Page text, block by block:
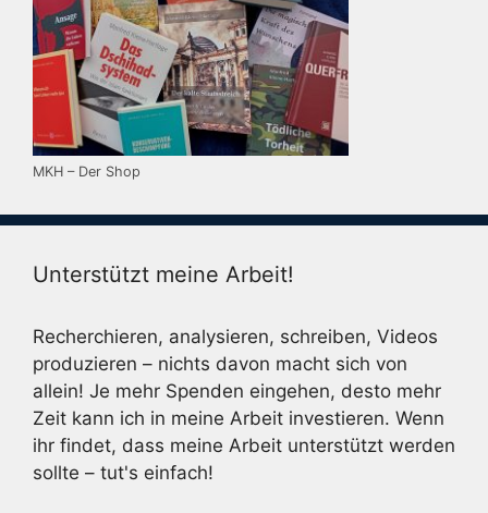
MKH – Der Shop
Unterstützt meine Arbeit!
Recherchieren, analysieren, schreiben, Videos
produzieren – nichts davon macht sich von
allein! Je mehr Spenden eingehen, desto mehr
Zeit kann ich in meine Arbeit investieren. Wenn
ihr findet, dass meine Arbeit unterstützt werden
sollte – tut's einfach!